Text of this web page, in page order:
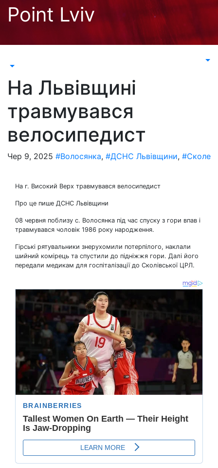
Перейти
Point Lviv
На Львівщині
травмувався
велосипедист
Чер 9, 2025 #Волосянка, #ДСНС Львівщини, #Сколе
На г. Високий Верх травмувався велосипедист
Про це пише ДСНС Львівщини
08 червня поблизу с. Волосянка під час спуску з гори впав і
травмувався чоловік 1986 року народження.
Гірські рятувальники знерухомили потерпілого, наклали
шийний комірець та спустили до підніжжя гори. Далі його
передали медикам для госпіталізації до Сколівської ЦРЛ.